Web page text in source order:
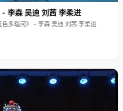
李森 吴迪 刘茜 李柔进
多瑙河》 - 李森 吴迪 刘茜 李柔进